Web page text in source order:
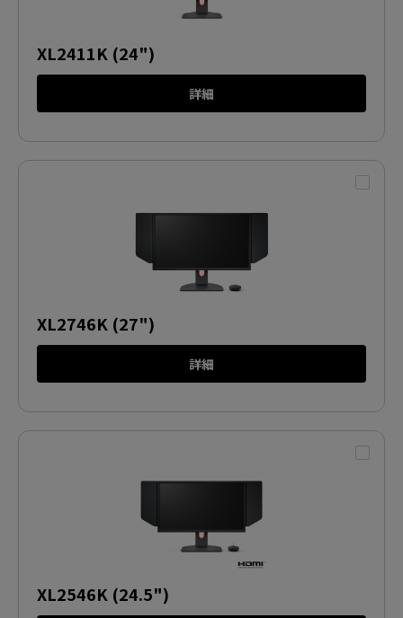
XL2411K (24")
詳細
XL2746K (27")
詳細
XL2546K (24.5")